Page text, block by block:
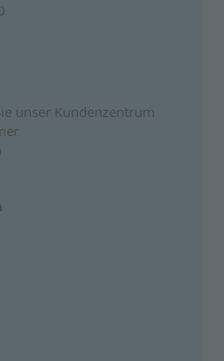
unser Kundenzentrum